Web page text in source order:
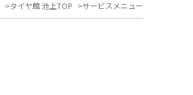
タイヤ館 池上TOP サービスメニュー